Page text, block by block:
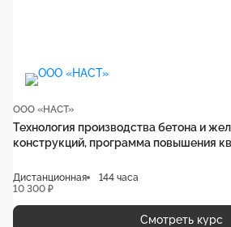
ООО «НАСТ»
Технология производства бетона и
конструкций, программа повышения
Дистанционная
144 часа
10 300 ₽
Смотреть курс